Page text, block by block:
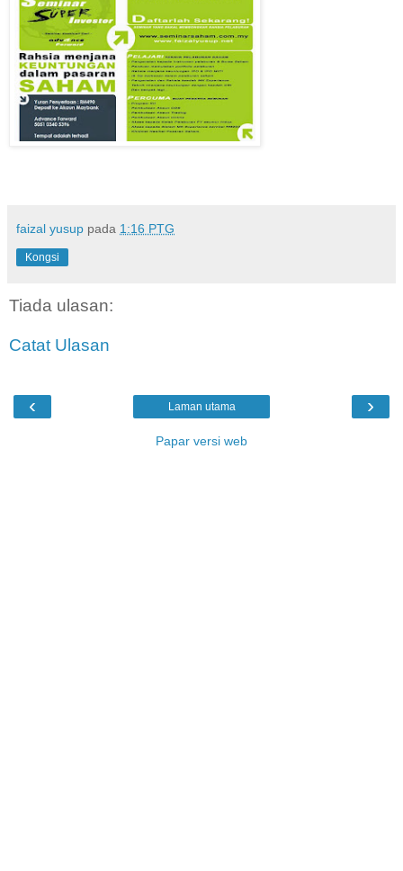
faizal yusup pada 1:16 PTG
Kongsi
Tiada ulasan:
Catat Ulasan
‹ ›
Laman utama
Papar versi web